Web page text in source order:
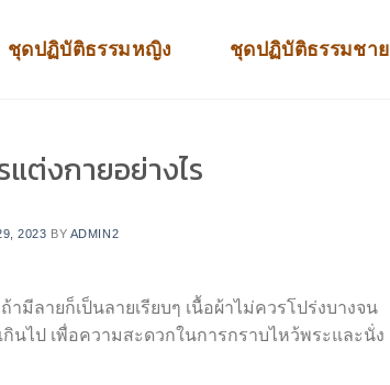
ชุดปฏิบัติธรรมหญิง ชุดปฏิบัติธรรมชาย
ต่งกายอย่างไร
2023 BY ADMIN2
มีลายก็เป็นลายเรียบๆ เนื้อผ้าไม่ควรโปร่งบางจน
นไป เพื่อความสะดวกในการกราบไหว้พระและนั่ง